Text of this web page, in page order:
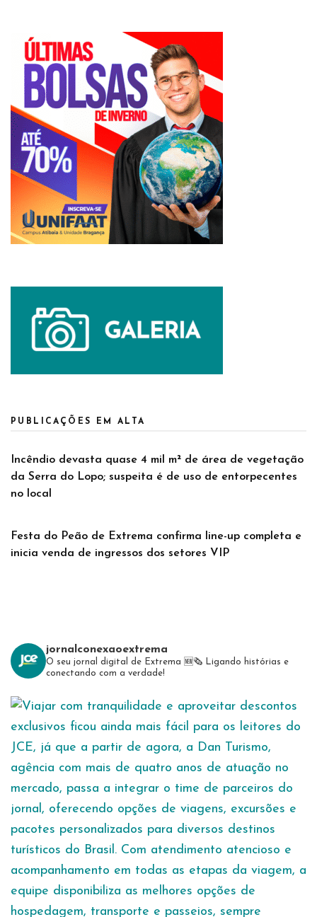
PUBLICAÇÕES EM ALTA
Incêndio devasta quase 4 mil m² de área de vegetação
da Serra do Lopo; suspeita é de uso de entorpecentes
no local
Festa do Peão de Extrema confirma line-up completa e
inicia venda de ingressos dos setores VIP
jornalconexaoextrema
O seu jornal digital de Extrema 🆕️🗞 Ligando histórias e
conectando com a verdade!